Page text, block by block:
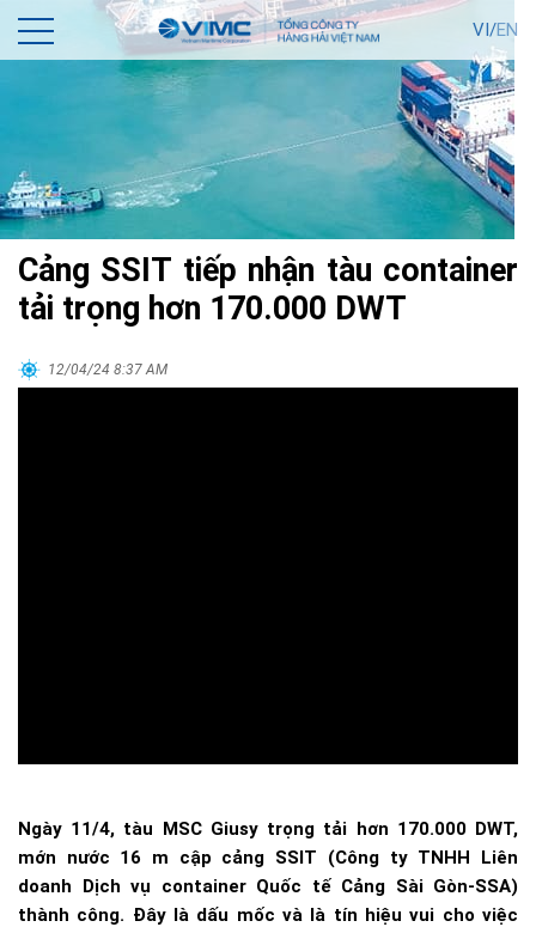
VI/EN
Cảng SSIT tiếp nhận tàu container
tải trọng hơn 170.000 DWT
12/04/24 8:37 AM
Ngày 11/4, tàu MSC Giusy trọng tải hơn 170.000 DWT,
mớn nước 16 m cập cảng SSIT (Công ty TNHH Liên
doanh Dịch vụ container Quốc tế Cảng Sài Gòn-SSA)
thành công. Đây là dấu mốc và là tín hiệu vui cho việc